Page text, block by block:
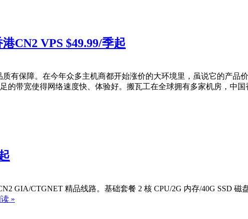
CN2 VPS $49.99/季起
有保障。在今年众多主机商都开始涨价的大环境里，虽说它的产品
带宽使得网络速度快、体验好。搬瓦工在全球拥有多家机房，中
GIA/CTGNET 精品线路。基础套餐 2 核 CPU/2G 内存/40G SSD 磁
»